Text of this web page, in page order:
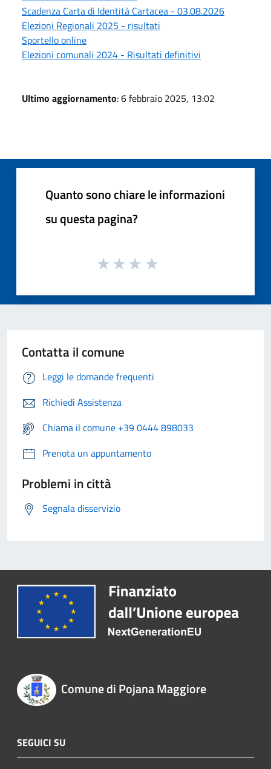
Scadenza Carta di Identità Cartacea - 03.08.2026
Elezioni Regionali 2025 - risultati
Sportello online
Elezioni comunali 2024 - Risultati definitivi
Ultimo aggiornamento: 6 febbraio 2025, 13:02
Quanto sono chiare le informazioni
su questa pagina?
Contatta il comune
Leggi le domande frequenti
Richiedi Assistenza
Chiama il comune +39 0444 898033
Prenota un appuntamento
Problemi in città
Segnala disservizio
Comune di Pojana Maggiore
SEGUICI SU